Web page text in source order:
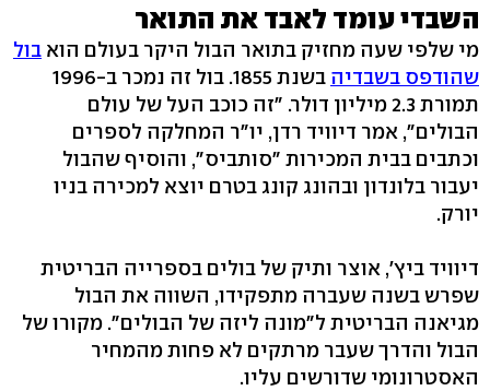
השבדי עומד לאבד את התואר
מי שלפי שעה מחזיק בתואר הבול היקר בעולם הוא בול
שהודפס בשבדיה
בשנת 1855. בול זה נמכר ב-1996
תמורת 2.3 מיליון דולר. "זה כוכב העל של עולם
הבולים", אמר דיוויד רדן, יו"ר המחלקה לספרים
וכתבים בבית המכירות "סותביס", והוסיף שהבול
יעבור בלונדון ובהונג קונג בטרם יוצא למכירה בניו
יורק.
דיוויד ביץ', אוצר ותיק של בולים בספרייה הבריטית
שפרש בשנה שעברה מתפקידו, השווה את הבול
מגיאנה הבריטית ל"מונה ליזה של הבולים". מקורו של
הבול והדרך שעבר מרתקים לא פחות מהמחיר
האסטרונומי שדורשים עליו.